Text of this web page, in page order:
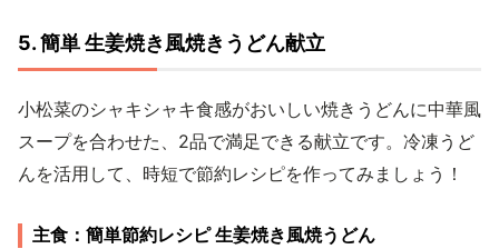
5. 簡単 生姜焼き風焼きうどん献立
小松菜のシャキシャキ食感がおいしい焼きうどんに中華風
スープを合わせた、2品で満足できる献立です。冷凍うど
んを活用して、時短で節約レシピを作ってみましょう！
主食：簡単節約レシピ 生姜焼き風焼うどん